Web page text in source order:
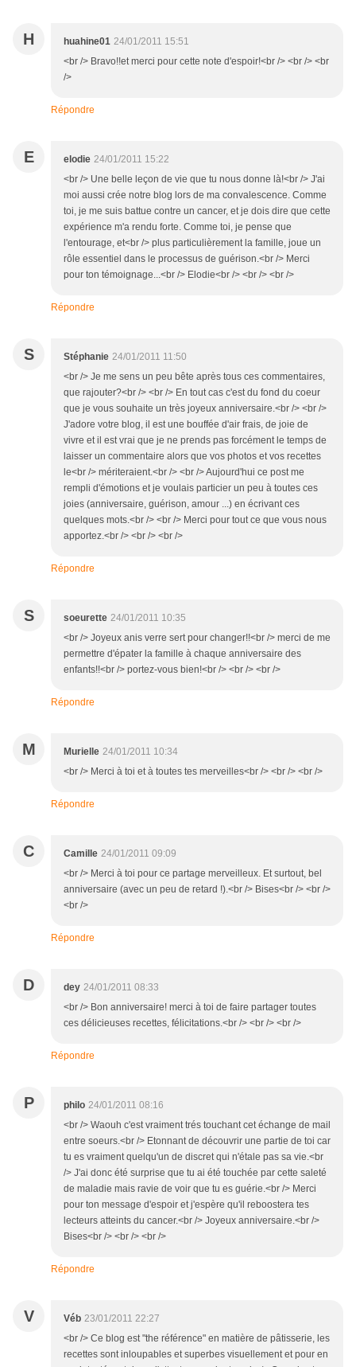
H huahine01 24/01/2011 15:51
<br /> Bravo!!et merci pour cette note d'espoir!<br /> <br /> <br
/>
Répondre
E elodie 24/01/2011 15:22
<br /> Une belle leçon de vie que tu nous donne là!<br /> J'ai
moi aussi crée notre blog lors de ma convalescence. Comme
toi, je me suis battue contre un cancer, et je dois dire que cette
expérience m'a rendu forte. Comme toi, je pense que
l'entourage, et<br /> plus particulièrement la famille, joue un
rôle essentiel dans le processus de guérison.<br /> Merci
pour ton témoignage...<br /> Elodie<br /> <br /> <br />
Répondre
S Stéphanie 24/01/2011 11:50
<br /> Je me sens un peu bête après tous ces commentaires,
que rajouter?<br /> <br /> En tout cas c'est du fond du coeur
que je vous souhaite un très joyeux anniversaire.<br /> <br />
J'adore votre blog, il est une bouffée d'air frais, de joie de
vivre et il est vrai que je ne prends pas forcément le temps de
laisser un commentaire alors que vos photos et vos recettes
le<br /> mériteraient.<br /> <br /> Aujourd'hui ce post me
rempli d'émotions et je voulais particier un peu à toutes ces
joies (anniversaire, guérison, amour ...) en écrivant ces
quelques mots.<br /> <br /> Merci pour tout ce que vous nous
apportez.<br /> <br /> <br />
Répondre
S soeurette 24/01/2011 10:35
<br /> Joyeux anis verre sert pour changer!!<br /> merci de me
permettre d'épater la famille à chaque anniversaire des
enfants!!<br /> portez-vous bien!<br /> <br /> <br />
Répondre
M Murielle 24/01/2011 10:34
<br /> Merci à toi et à toutes tes merveilles<br /> <br /> <br />
Répondre
C Camille 24/01/2011 09:09
<br /> Merci à toi pour ce partage merveilleux. Et surtout, bel
anniversaire (avec un peu de retard !).<br /> Bises<br /> <br />
<br />
Répondre
D dey 24/01/2011 08:33
<br /> Bon anniversaire! merci à toi de faire partager toutes
ces délicieuses recettes, félicitations.<br /> <br /> <br />
Répondre
P philo 24/01/2011 08:16
<br /> Waouh c'est vraiment trés touchant cet échange de mail
entre soeurs.<br /> Etonnant de découvrir une partie de toi car
tu es vraiment quelqu'un de discret qui n'étale pas sa vie.<br
/> J'ai donc été surprise que tu ai été touchée par cette saleté
de maladie mais ravie de voir que tu es guérie.<br /> Merci
pour ton message d'espoir et j'espère qu'il reboostera tes
lecteurs atteints du cancer.<br /> Joyeux anniversaire.<br />
Bises<br /> <br /> <br />
Répondre
V Véb 23/01/2011 22:27
<br /> Ce blog est "the référence" en matière de pâtisserie, les
recettes sont inloupables et superbes visuellement et pour en